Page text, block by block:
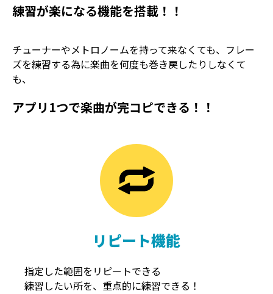
練習が楽になる機能を搭載！！
チューナーやメトロノームを持って来なくても、フレー
ズを練習する為に楽曲を何度も巻き戻したりしなくて
も、
アプリ1つで楽曲が完コピできる！！
リピート機能
指定した範囲をリピートできる
練習したい所を、重点的に練習できる！